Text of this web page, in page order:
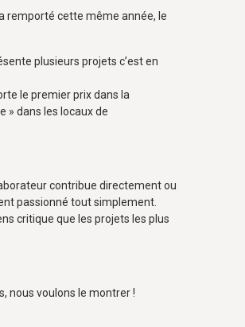
remporté cette même année, le
plusieurs projets c’est en
le premier prix dans la
» dans les locaux de
contribue directement ou
passionné tout simplement.
critique que les projets les plus
nous voulons le montrer !